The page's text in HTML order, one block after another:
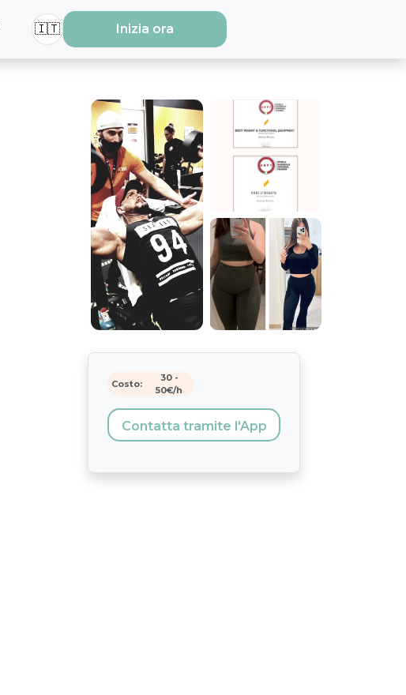
🇮🇹 Inizia ora
Costo:
30-
50€/h
Contatta tramite l'App